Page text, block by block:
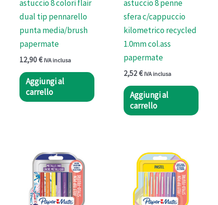
astuccio 8 colori flair
dual tip pennarello
punta media/brush
papermate
12,90€ IVA inclusa
Aggiungi al
carrello
astuccio 8 penne
sfera c/cappuccio
kilometrico recycled
1.0mm col.ass
papermate
2,52€ IVA inclusa
Aggiungi al
carrello